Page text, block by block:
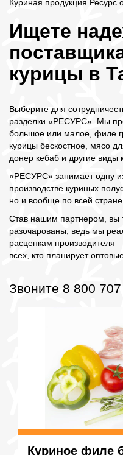
Куриная продукция Ресурс
Ищете
курицы в
Выберите для
разделки «РЕСУРС». Мы
большое или малое, филе
курицы бескостное, мясо
донер кебаб и другие виды
«РЕСУРС» занимает одну
производстве куриных
но и вообще по всей стране.
Став нашим партнером, вы
разочарованы, ведь мы
расценкам производителя
всех, кто планирует
Звоните 8 800
Куриное филе